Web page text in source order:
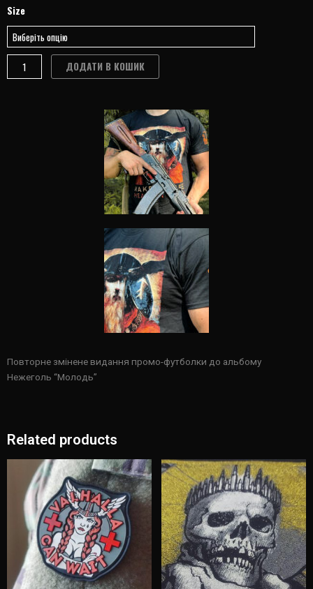
Size
НЕЖЕГОЛЬ
ЯЗИЧНА
ЄВРОПА
ФУТБОЛКА
quantity
ДОДАТИ В КОШИК
Повторне змінене видання промо-футболки до альбому
Нежеголь “Молодь”
Related products